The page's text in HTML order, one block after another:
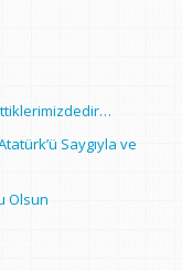
Saygıyla ve
Olsun